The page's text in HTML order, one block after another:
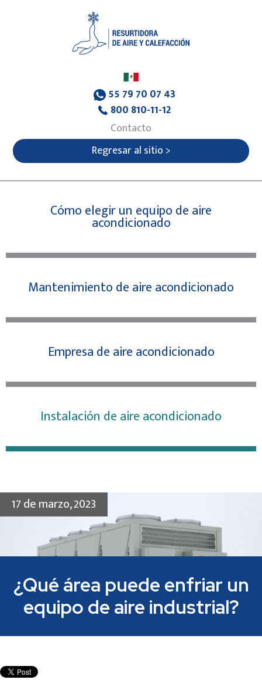
55 79 70 07 43
800 810-11-12
Contacto
Regresar al sitio >
Cómo elegir un equipo de aire
acondicionado
Mantenimiento de aire acondicionado
Empresa de aire acondicionado
Instalación de aire acondicionado
17 de marzo, 2023
¿Qué área puede enfriar un
equipo de aire industrial?